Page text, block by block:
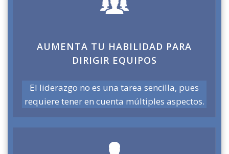
AUMENTA TU HABILIDAD PARA
DIRIGIR EQUIPOS
El liderazgo no es una tarea sencilla, pues
requiere tener en cuenta múltiples aspectos.